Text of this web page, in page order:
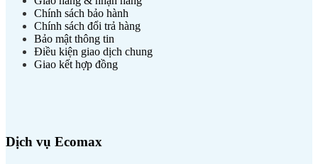
Chính sách bảo hành
Chính sách đổi trả hàng
Bảo mật thông tin
Điều kiện giao dịch chung
Giao kết hợp đồng
Dịch vụ Ecomax